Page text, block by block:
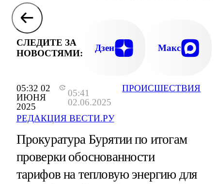
05:32 02
ИЮНЯ
2025
05:41
02.06.2025
РЕДАКЦИЯ ВЕСТИ.РУ
ПРОИСШЕСТВИЯ
СЛЕДИТЕ ЗА
НОВОСТЯМИ:
Дзен Макс
Прокуратура Бурятии по итогам
проверки обоснованности
тарифов на тепловую энергию для